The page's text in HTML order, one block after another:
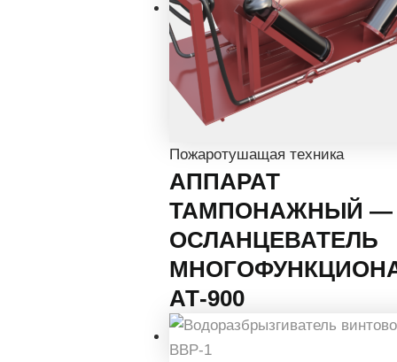
Пожаротушащая техника
АППАРАТ
ТАМПОНАЖНЫЙ —
ОСЛАНЦЕВАТЕЛЬ
АТ-900